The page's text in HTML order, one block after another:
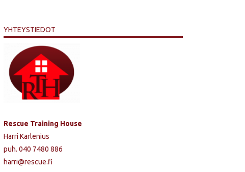
YHTEYSTIEDOT
Rescue Training House
Harri Karlenius
puh. 040 7480 886
harri@rescue.fi